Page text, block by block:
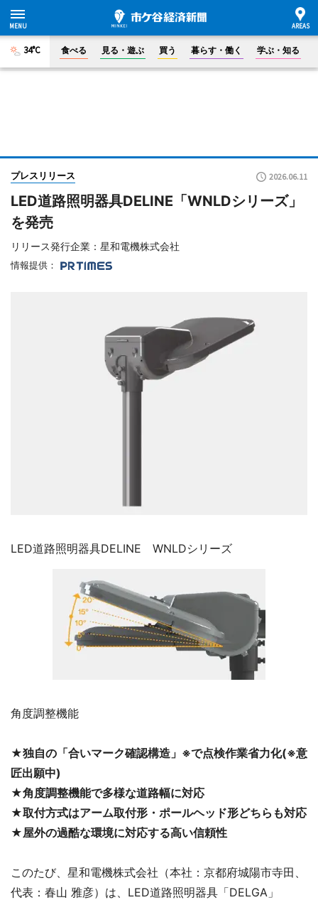
34°C 食べる 見る・遊ぶ 買う 暮らす・働く 学ぶ・知る
プレスリリース 2026.06.11
LED道路照明器具DELINE「WNLDシリーズ」
を発売
リリース発行企業：星和電機株式会社
情報提供：
LED道路照明器具DELINE WNLDシリーズ
角度調整機能
★独自の「合いマーク確認構造」※で点検作業省力化(※意
匠出願中)
★角度調整機能で多様な道路幅に対応
★取付方式はアーム取付形・ポールヘッド形どちらも対応
★屋外の過酷な環境に対応する高い信頼性
このたび、星和電機株式会社（本社：京都府城陽市寺田、
代表：春山 雅彦）は、LED道路照明器具「DELGA」